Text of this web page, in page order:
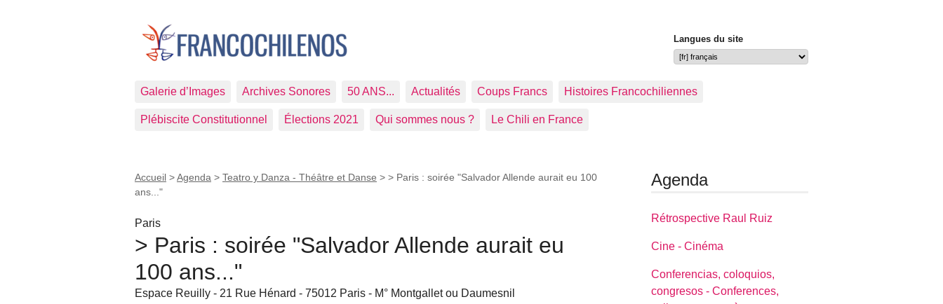
Langues du site
Galerie d’Images Archives Sonores 50 ANS... Actualités Coups Francs Histoires Francochiliennes
Plébiscite Constitutionnel Élections 2021 Qui sommes nous ? Le Chili en France
Accueil >Agenda > Teatro y Danza - Théâtre et Danse > > Paris : soirée "Salvador Allende aurait eu 100
ans..."
Paris
> Paris : soirée "Salvador Allende aurait eu
100 ans..."
Espace Reuilly - 21 Rue Hénard - 75012 Paris - M° Montgallet ou Daumesnil
Agenda
Rétrospective Raul Ruiz
Cine - Cinéma
Conferencias, coloquios,
congresos - Conferences,